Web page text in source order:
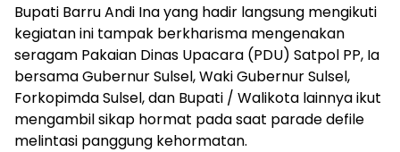
Bupati Barru Andi Ina yang hadir langsung mengikuti
kegiatan ini tampak berkharisma mengenakan
seragam Pakaian Dinas Upacara (PDU) Satpol PP, Ia
bersama Gubernur Sulsel, Waki Gubernur Sulsel,
Forkopimda Sulsel, dan Bupati / Walikota lainnya ikut
mengambil sikap hormat pada saat parade defile
melintasi panggung kehormatan.